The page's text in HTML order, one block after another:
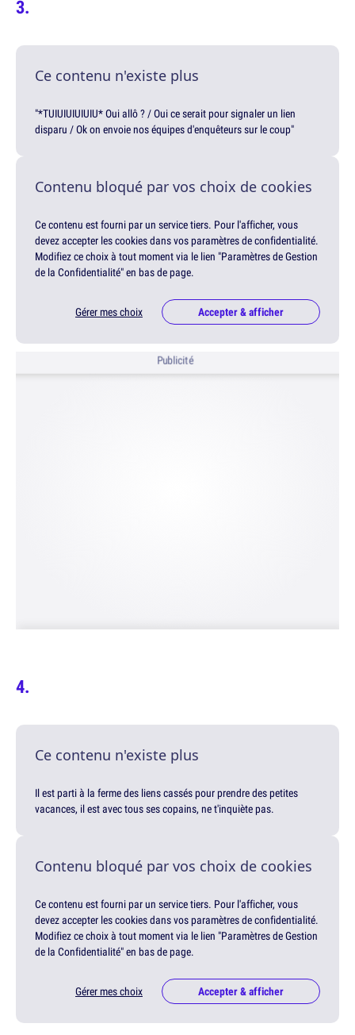
Ce contenu n'existe plus
"*TUIUIUIUIUIU* Oui allô ? / Oui ce serait pour signaler un lien
disparu / Ok on envoie nos équipes d'enquêteurs sur le coup"
Contenu bloqué par vos choix de cookies
Ce contenu est fourni par un service tiers. Pour l'afficher, vous
devez accepter les cookies dans vos paramètres de confidentialité.
Modifiez ce choix à tout moment via le lien "Paramètres de Gestion
de la Confidentialité" en bas de page.
Gérer mes choix Accepter & afficher
Publicité
Ce contenu n'existe plus
Il est parti à la ferme des liens cassés pour prendre des petites
vacances, il est avec tous ses copains, ne t'inquiète pas.
Contenu bloqué par vos choix de cookies
Ce contenu est fourni par un service tiers. Pour l'afficher, vous
devez accepter les cookies dans vos paramètres de confidentialité.
Modifiez ce choix à tout moment via le lien "Paramètres de Gestion
de la Confidentialité" en bas de page.
Gérer mes choix Accepter & afficher